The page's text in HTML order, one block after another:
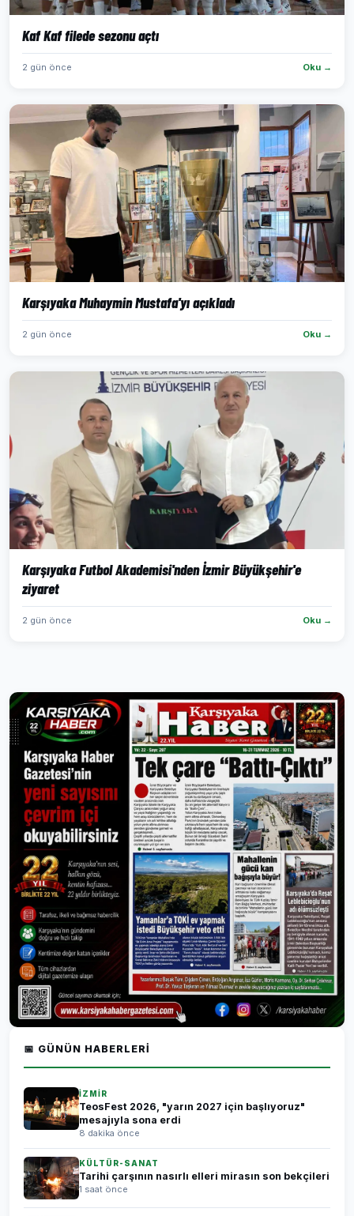
Kaf Kaf filede sezonu açtı
2 gün önce Oku →
Karşıyaka Muhaymin Mustafa'yı açıkladı
2 gün önce Oku →
Karşıyaka Futbol Akademisi'nden İzmir Büyükşehir'e
ziyaret
2 gün önce Oku →
📅 GÜNÜN HABERLERI
İZMİR
TeosFest 2026, "yarın 2027 için başlıyoruz"
mesajıyla sona erdi
8 dakika önce
KÜLTÜR-SANAT
Tarihi çarşının nasırlı elleri mirasın son bekçileri
1 saat önce